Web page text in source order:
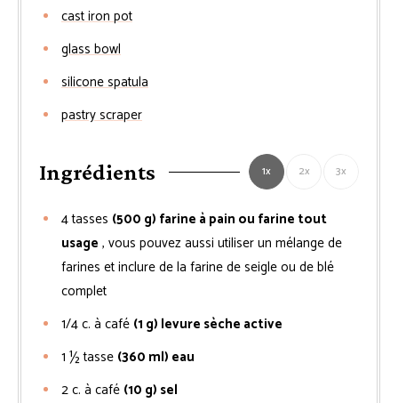
cast iron pot
glass bowl
silicone spatula
pastry scraper
Ingrédients 1x 2x 3x
4tasses (500 g) farine à pain ou farine tout
usage , vous pouvez aussi utiliser un mélange de
farines et inclure de la farine de seigle ou de blé
complet
1/4c. à café (1 g) levure sèche active
1 ½tasse (360 ml) eau
2c. à café (10 g) sel